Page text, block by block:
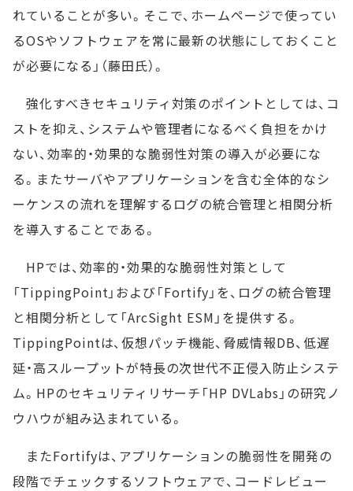
れていることが多い。そこで、ホームページで使ってい
るOSやソフトウェアを常に最新の状態にしておくこと
が必要になる」（藤田氏）。
強化すべきセキュリティ対策のポイントとしては、コ
ストを抑え、システムや管理者になるべく負担をかけ
ない、効率的・効果的な脆弱性対策の導入が必要にな
る。またサーバやアプリケーションを含む全体的なシ
ーケンスの流れを理解するログの統合管理と相関分析
を導入することである。
HPでは、効率的・効果的な脆弱性対策として
「TippingPoint」および「Fortify」を、ログの統合管理
と相関分析として「ArcSight ESM」を提供する。
TippingPointは、仮想パッチ機能、脅威情報DB、低遅
延・高スループットが特長の次世代不正侵入防止システ
ム。HPのセキュリティリサーチ「HP DVLabs」の研究ノ
ウハウが組み込まれている。
またFortifyは、アプリケーションの脆弱性を開発の
段階でチェックするソフトウェアで、コードレビュー